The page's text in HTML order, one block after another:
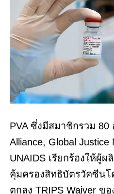
PVA ซึ่งมีสมาชิกรวม 80
Alliance, Global Justice
UNAIDS เรียกร้องให้ผู้ผ
คุ้มครองสิทธิบัตรวัคซีนโ
ตกลง TRIPS Waiver ข